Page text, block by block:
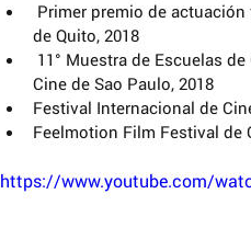
de Quito, 2018
Cine de Sao Paulo, 2018
Festival Internacional de
Feelmotion Film Festival de
https://www.youtube.com/